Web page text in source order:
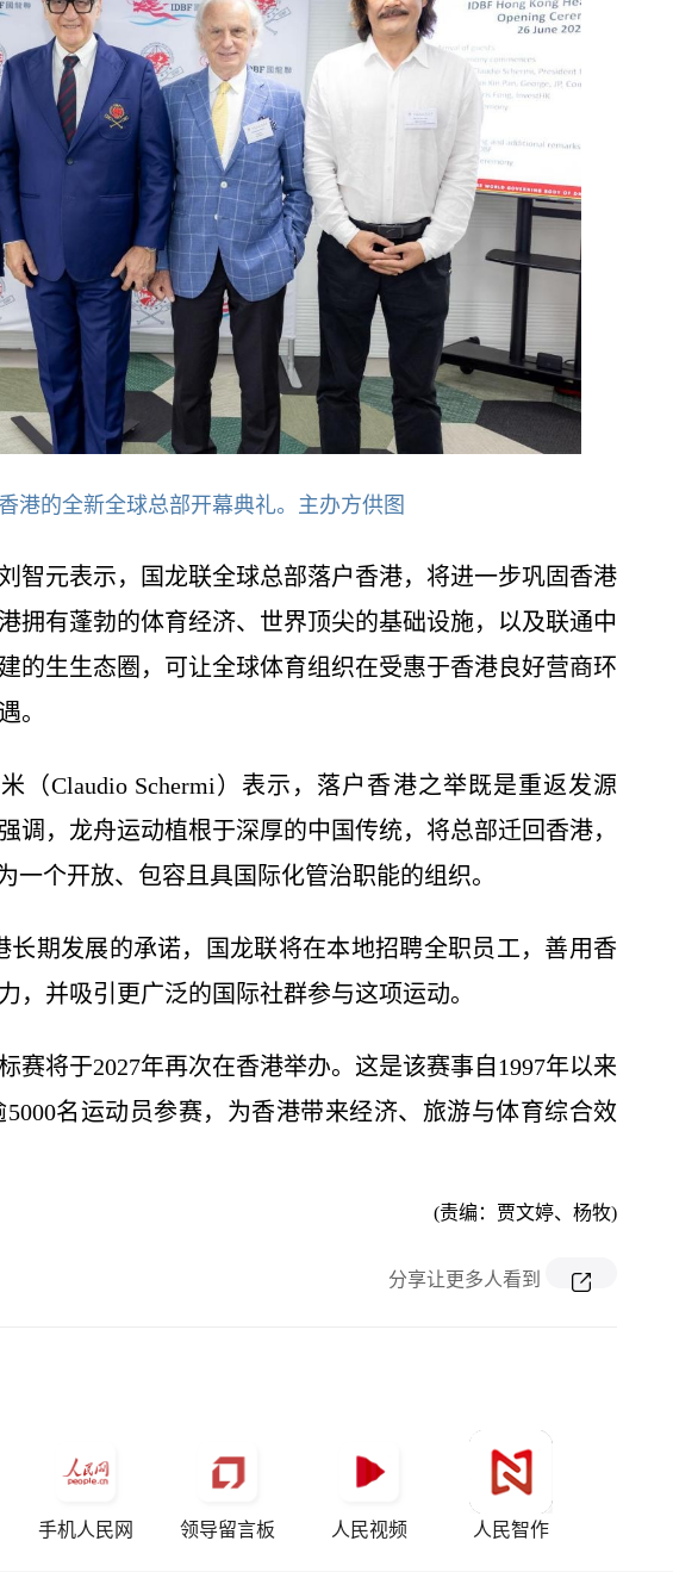
港的全新全球总部开幕典礼。主办方供图
智元表示，国龙联全球总部落户香港，将进一步巩固香港
拥有蓬勃的体育经济、世界顶尖的基础设施，以及联通中
的生生态圈，可让全球体育组织在受惠于香港良好营商环
。
（Claudio Schermi）表示，落户香港之举既是重返发源
调，龙舟运动植根于深厚的中国传统，将总部迁回香港，
一个开放、包容且具国际化管治职能的组织。
长期发展的承诺，国龙联将在本地招聘全职员工，善用香
，并吸引更广泛的国际社群参与这项运动。
赛将于2027年再次在香港举办。这是该赛事自1997年以来
名运动员参赛，为香港带来经济、旅游与体育综合效
(责编：贾文婷、杨牧)
分享让更多人看到
手机人民网 领导留言板 人民视频 人民智作